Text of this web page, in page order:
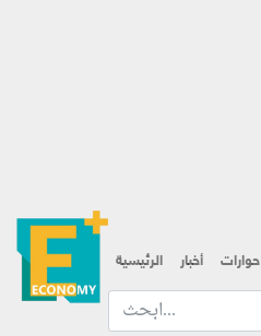
الرئيسية أخبار حوارات
ابحث عن... :